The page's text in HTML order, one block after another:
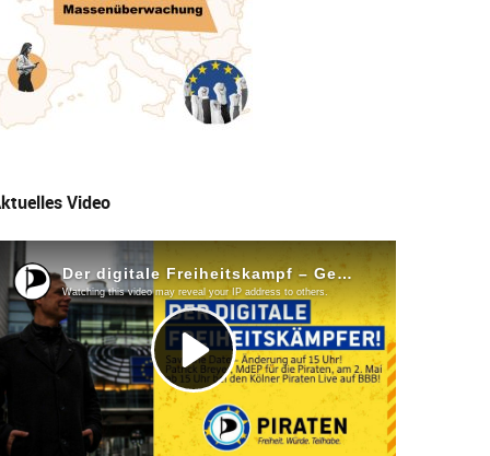
Video